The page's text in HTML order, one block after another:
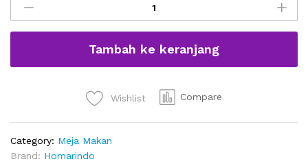
Makan
Kayu
Jati
Jepara
Tambah ke keranjang
Wishlist Compare
Category: Meja Makan
Brand: Homarindo